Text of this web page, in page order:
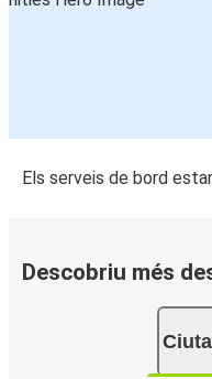
Els serveis de bord
Descobriu més